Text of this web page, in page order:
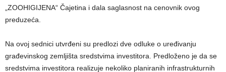
„ZOOHIGIJENA“ Čajetina i dala saglasnost na cenovnik ovog
preduzeća.
Na ovoj sednici utvrđeni su predlozi dve odluke o uređivanju
građevinskog zemljišta sredstvima investitora. Predloženo je da se
sredstvima investitora realizuje nekoliko planiranih infrastrukturnih